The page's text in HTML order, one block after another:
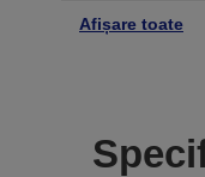
Afișare toate